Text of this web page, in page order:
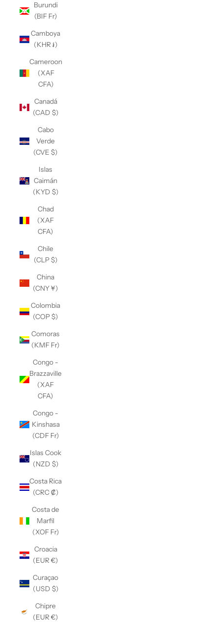
Burundi
(BIF Fr)
Camboya
(KHR ៛)
Cameroon
(XAF
CFA)
Canadá
(CAD $)
Cabo
Verde
(CVE $)
Islas
Caimán
(KYD $)
Chad
(XAF
CFA)
Chile
(CLP $)
China
(CNY ¥)
Colombia
(COP $)
Comoras
(KMF Fr)
Congo -
Brazzaville
(XAF
CFA)
Congo -
Kinshasa
(CDF Fr)
Islas Cook
(NZD $)
Costa Rica
(CRC ₡)
Costa de
Marfil
(XOF Fr)
Croacia
(EUR €)
Curaçao
(USD $)
Chipre
(EUR €)